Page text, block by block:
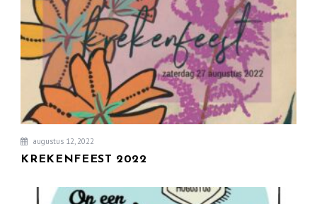
augustus 12, 2022
KREKENFEEST 2022